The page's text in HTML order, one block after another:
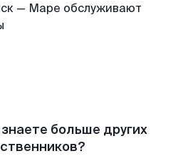
— Маре обслуживают
больше других